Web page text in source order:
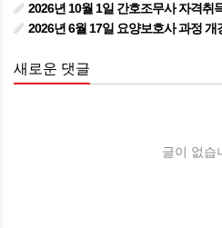
2026년 10월 1일 간호조무사 자격취
2026년 6월 17일 요양보호사 과정 개
새로운 댓글
글이 없습